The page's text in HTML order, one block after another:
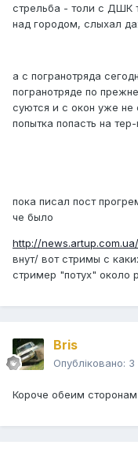
стрельба - толи с ДШК
над городом, слыхал
а с погранотряда
погранотряде по
суются и с окон уже не
попытка попасть на
пока писал пост
че было
http://news.artup.com.ua/
внут/ вот стримы с
стример "потух" около
Bris
Опубліковано: 3
Короче обеим